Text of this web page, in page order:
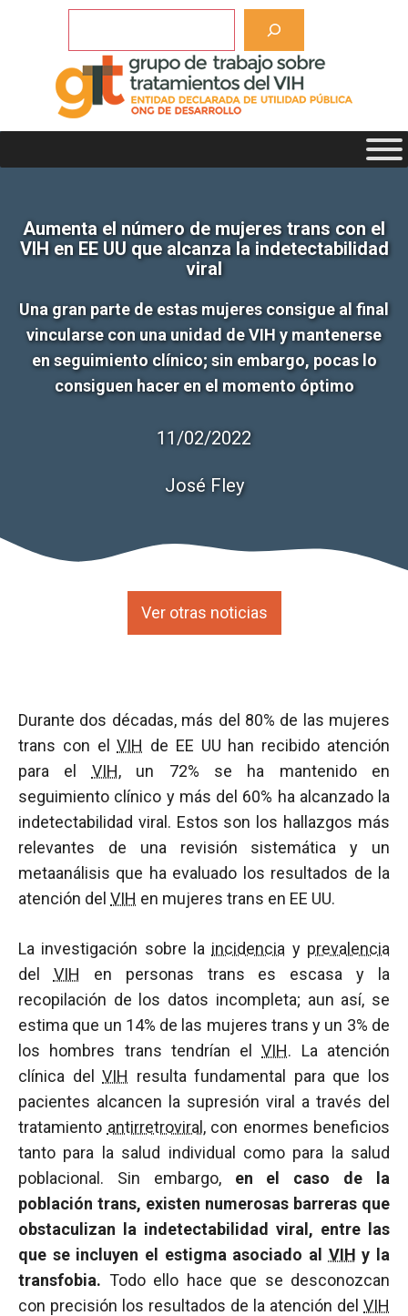
Aumenta el número de mujeres trans con el
VIH en EE UU que alcanza la indetectabilidad
viral
Una gran parte de estas mujeres consigue al final
vincularse con una unidad de VIH y mantenerse
en seguimiento clínico; sin embargo, pocas lo
consiguen hacer en el momento óptimo
11/02/2022
José Fley
Ver otras noticias
Durante dos décadas, más del 80% de las mujeres
trans con elVIH de EE UU han recibido atención
para el VIH, un 72% se ha mantenido en
seguimiento clínico y más del 60% ha alcanzado la
indetectabilidad viral. Estos son los hallazgos más
relevantes de una revisión sistemática y un
metaanálisis que ha evaluado los resultados de la
atención del VIH en mujeres trans en EE UU.
La investigación sobre la incidencia y prevalencia
del VIH en personas trans es escasa y la
recopilación de los datos incompleta; aun así, se
estima que un 14% de las mujeres trans y un 3% de
los hombres trans tendrían elVIH. La atención
clínica delVIH resulta fundamental para que los
pacientes alcancen la supresión viral a través del
tratamiento antirretroviral , con enormes beneficios
tanto para la salud individual como para la salud
poblacional. Sin embargo, en el caso de la
población trans, existen numerosas barreras que
obstaculizan la indetectabilidad viral, entre las
que se incluyen el estigma asociado al VIH y la
transfobia. Todo ello hace que se desconozcan
con precisión los resultados de la atención del VIH